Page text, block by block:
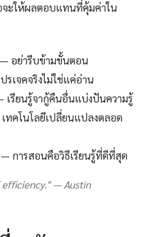
จะให้ผลตอบแทนที่คุ้มค่าใน
— อย่ารีบข้ามขั้นตอน
รเจคจริงไม่ใช่แค่อ่าน
เรียนรู้จากู้คืนอื่นแบ่งปันความรู้
ทคโนโลยีเปลี่ยนแปลงตลอด
— การสอนคือวิธีเรียนรู้ที่ดีที่สุด
— Austin